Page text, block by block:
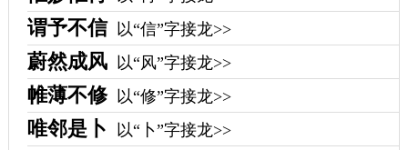
谓予不信 以“信”字接龙>>
蔚然成风 以“风”字接龙>>
帷薄不修 以“修”字接龙>>
唯邻是卜 以“卜”字接龙>>